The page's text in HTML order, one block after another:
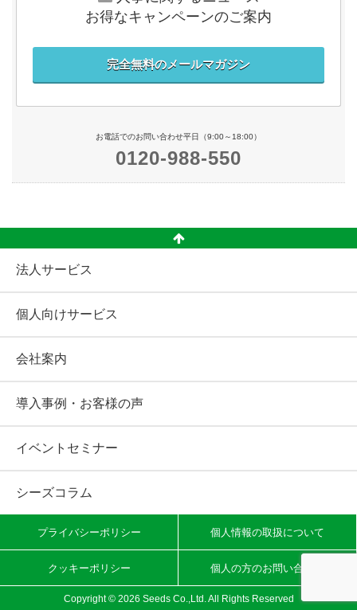
お得なキャンペーンのご案内
完全無料のメールマガジン
お電話でのお問い合わせ平日（9:00～18:00）
0120-988-550
法人サービス
個人向けサービス
会社案内
導入事例・お客様の声
イベントセミナー
シーズコラム
プライバシーポリシー 個人情報の取扱について
クッキーポリシー 個人の方のお問い合わせ
Copyright © 2026 Seeds Co.,Ltd. All Rights Reserved